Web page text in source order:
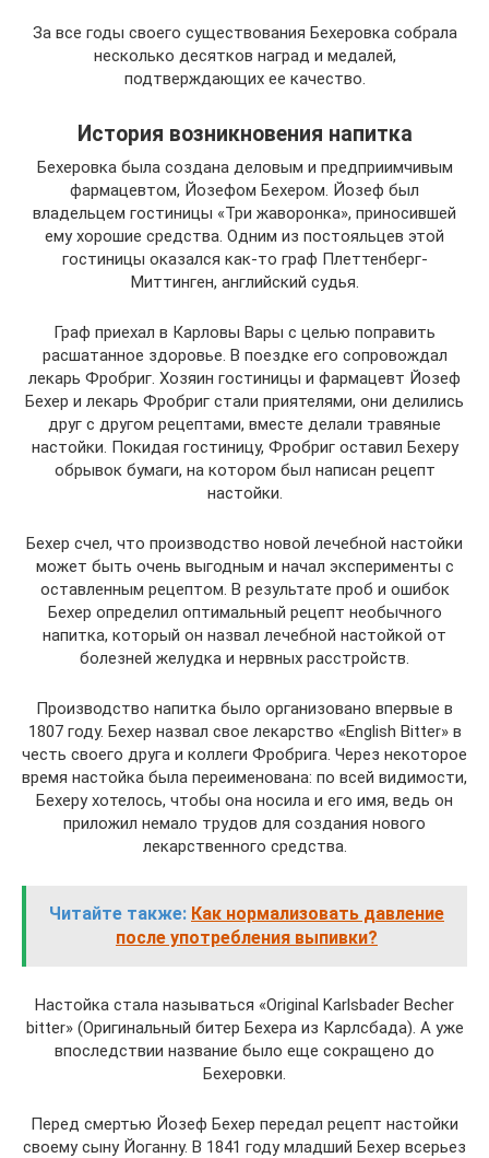
За все годы своего существования Бехеровка собрала
несколько десятков наград и медалей,
подтверждающих ее качество.
История возникновения напитка
Бехеровка была создана деловым и предприимчивым
фармацевтом, Йозефом Бехером. Йозеф был
владельцем гостиницы «Три жаворонка», приносившей
ему хорошие средства. Одним из постояльцев этой
гостиницы оказался как-то граф Плеттенберг-
Миттинген, английский судья.
Граф приехал в Карловы Вары с целью поправить
расшатанное здоровье. В поездке его сопровождал
лекарь Фробриг. Хозяин гостиницы и фармацевт Йозеф
Бехер и лекарь Фробриг стали приятелями, они делились
друг с другом рецептами, вместе делали травяные
настойки. Покидая гостиницу, Фробриг оставил Бехеру
обрывок бумаги, на котором был написан рецепт
настойки.
Бехер счел, что производство новой лечебной настойки
может быть очень выгодным и начал эксперименты с
оставленным рецептом. В результате проб и ошибок
Бехер определил оптимальный рецепт необычного
напитка, который он назвал лечебной настойкой от
болезней желудка и нервных расстройств.
Производство напитка было организовано впервые в
1807 году. Бехер назвал свое лекарство «English Bitter» в
честь своего друга и коллеги Фробрига. Через некоторое
время настойка была переименована: по всей видимости,
Бехеру хотелось, чтобы она носила и его имя, ведь он
приложил немало трудов для создания нового
лекарственного средства.
Читайте также: Как нормализовать давление
после употребления выпивки?
Настойка стала называться «Original Karlsbader Becher
bitter» (Оригинальный битер Бехера из Карлсбада). А уже
впоследствии название было еще сокращено до
Бехеровки.
Перед смертью Йозеф Бехер передал рецепт настойки
своему сыну Йоганну. В 1841 году младший Бехер всерьез